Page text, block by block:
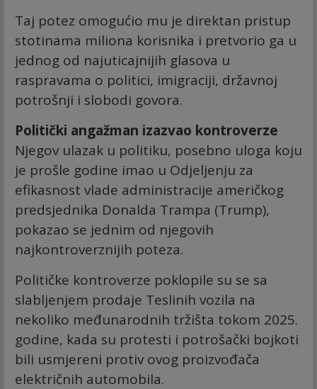
Taj potez omogućio mu je direktan pristup
stotinama miliona korisnika i pretvorio ga u
jednog od najuticajnijih glasova u
raspravama o politici, imigraciji, državnoj
potrošnji i slobodi govora.
Politički angažman izazvao kontroverze
Njegov ulazak u politiku, posebno uloga koju
je prošle godine imao u Odjeljenju za
efikasnost vlade administracije američkog
predsjednika Donalda Trampa (Trump),
pokazao se jednim od njegovih
najkontroverznijih poteza.
Političke kontroverze poklopile su se sa
slabljenjem prodaje Teslinih vozila na
nekoliko međunarodnih tržišta tokom 2025.
godine, kada su protesti i potrošački bojkoti
bili usmjereni protiv ovog proizvođača
električnih automobila.